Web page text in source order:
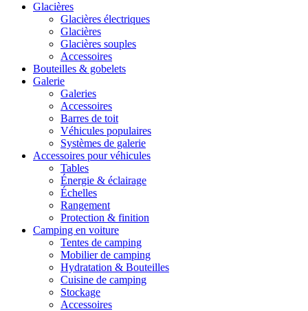
Glacières
Glacières électriques
Glacières
Glacières souples
Accessoires
Bouteilles & gobelets
Galerie
Galeries
Accessoires
Barres de toit
Véhicules populaires
Systèmes de galerie
Accessoires pour véhicules
Tables
Énergie & éclairage
Échelles
Rangement
Protection & finition
Camping en voiture
Tentes de camping
Mobilier de camping
Hydratation & Bouteilles
Cuisine de camping
Stockage
Accessoires